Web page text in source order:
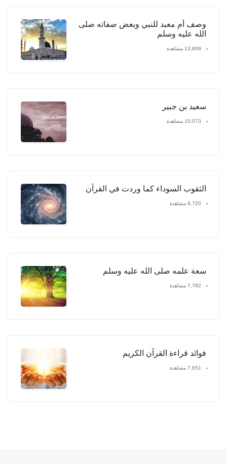
وصف أم معبد للنبي وبعض صفاته صلى
الله عليه وسلم
13,809 مشاهدة
سعيد بن جبير
10,073 مشاهدة
الثقوب السوداء كما وردت في القرآن
9,720 مشاهدة
سعة علمه صلى الله عليه وسلم
7,782 مشاهدة
فوائد قراءة القرآن الكريم
7,651 مشاهدة